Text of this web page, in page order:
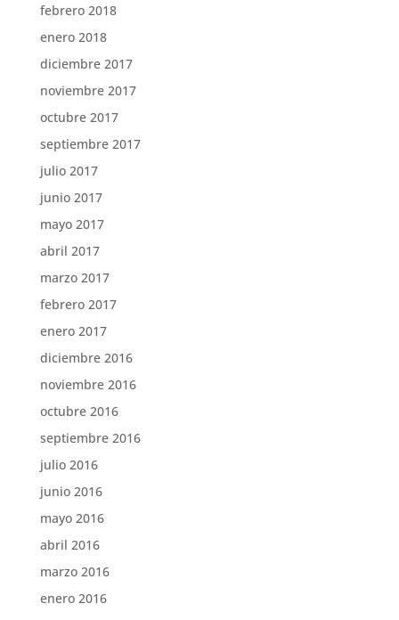
febrero 2018
enero 2018
diciembre 2017
noviembre 2017
octubre 2017
septiembre 2017
julio 2017
junio 2017
mayo 2017
abril 2017
marzo 2017
febrero 2017
enero 2017
diciembre 2016
noviembre 2016
octubre 2016
septiembre 2016
julio 2016
junio 2016
mayo 2016
abril 2016
marzo 2016
enero 2016